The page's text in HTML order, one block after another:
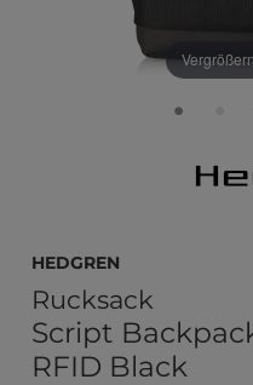
Hedgren
Rucksack
Script
RFID Black